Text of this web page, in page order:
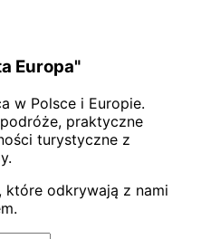
Europa"
w Polsce i Europie.
praktyczne
turystyczne z
które odkrywają z nami